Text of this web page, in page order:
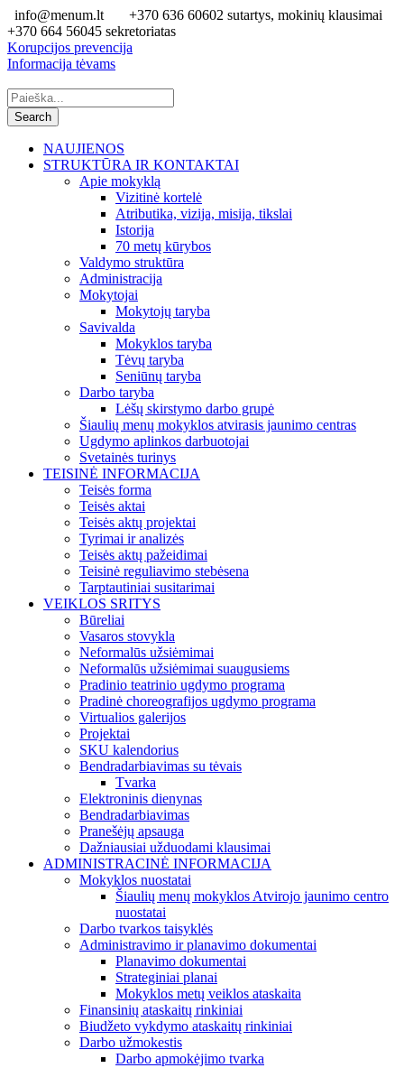
info@menum.lt
+370 636 60602 sutartys, mokinių klausimai
+370 664 56045 sekretoriatas
Korupcijos prevencija
Informacija tėvams
NAUJIENOS
STRUKTŪRA IR KONTAKTAI
Apie mokyklą
Vizitinė kortelė
Atributika, vizija, misija, tikslai
Istorija
70 metų kūrybos
Valdymo struktūra
Administracija
Mokytojai
Mokytojų taryba
Savivalda
Mokyklos taryba
Tėvų taryba
Seniūnų taryba
Darbo taryba
Lėšų skirstymo darbo grupė
Šiaulių menų mokyklos atvirasis jaunimo centras
Ugdymo aplinkos darbuotojai
Svetainės turinys
TEISINĖ INFORMACIJA
Teisės forma
Teisės aktai
Teisės aktų projektai
Tyrimai ir analizės
Teisės aktų pažeidimai
Teisinė reguliavimo stebėsena
Tarptautiniai susitarimai
VEIKLOS SRITYS
Būreliai
Vasaros stovykla
Neformalūs užsiėmimai
Neformalūs užsiėmimai suaugusiems
Pradinio teatrinio ugdymo programa
Pradinė choreografijos ugdymo programa
Virtualios galerijos
Projektai
SKU kalendorius
Bendradarbiavimas su tėvais
Tvarka
Elektroninis dienynas
Bendradarbiavimas
Pranešėjų apsauga
Dažniausiai užduodami klausimai
ADMINISTRACINĖ INFORMACIJA
Mokyklos nuostatai
Šiaulių menų mokyklos Atvirojo jaunimo centro
nuostatai
Darbo tvarkos taisyklės
Administravimo ir planavimo dokumentai
Planavimo dokumentai
Strateginiai planai
Mokyklos metų veiklos ataskaita
Finansinių ataskaitų rinkiniai
Biudžeto vykdymo ataskaitų rinkiniai
Darbo užmokestis
Darbo apmokėjimo tvarka